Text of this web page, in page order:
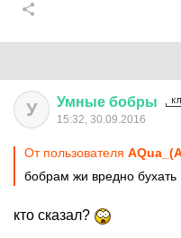
У Умные бобры
15:32, 30.09.2016
От пользователя
бобрам жи вредно бухать
кто сказал?